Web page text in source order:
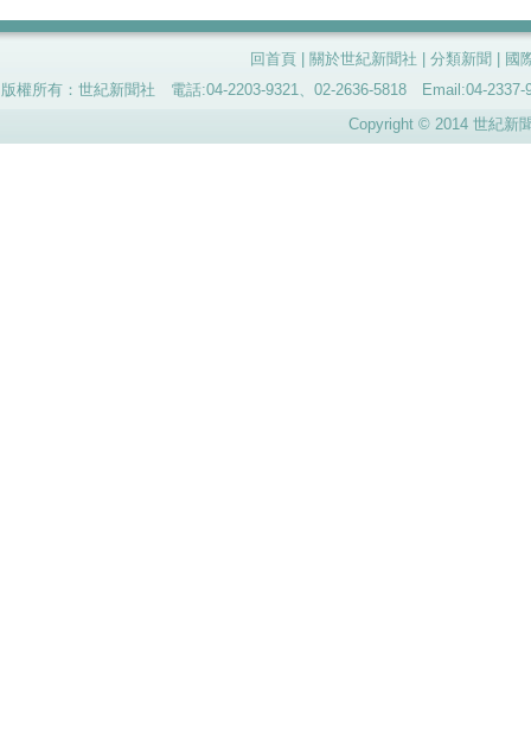
回首頁 關於世紀新聞社 分類新聞
國
版權所有：世紀新聞社 電話:04-2203-9321、02-2636-5818 Email:04-
Copyright © 2014 世紀新